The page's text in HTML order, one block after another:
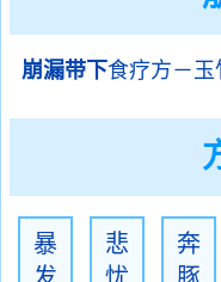
崩漏带下食疗方－玉
暴
悲
奔